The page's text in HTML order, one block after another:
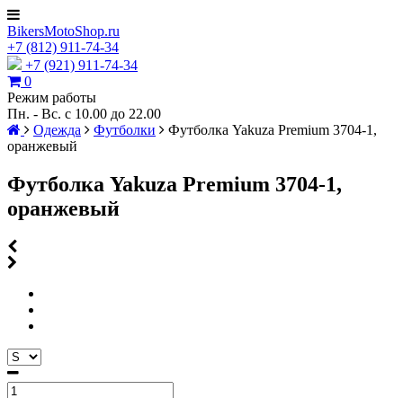
BikersMotoShop.ru
+7 (812) 911-74-34
+7 (921) 911-74-34
0
Режим работы
Пн. - Вс. с 10.00 до 22.00
Одежда
Футболки
Футболка Yakuza Premium 3704-1,
оранжевый
Футболка Yakuza Premium 3704-1,
оранжевый